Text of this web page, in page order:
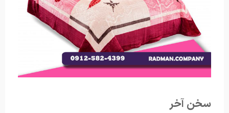
سخن آخر